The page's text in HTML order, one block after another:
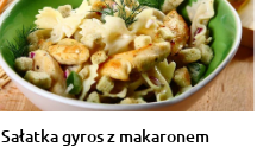
Sałatka gyros z makaronem